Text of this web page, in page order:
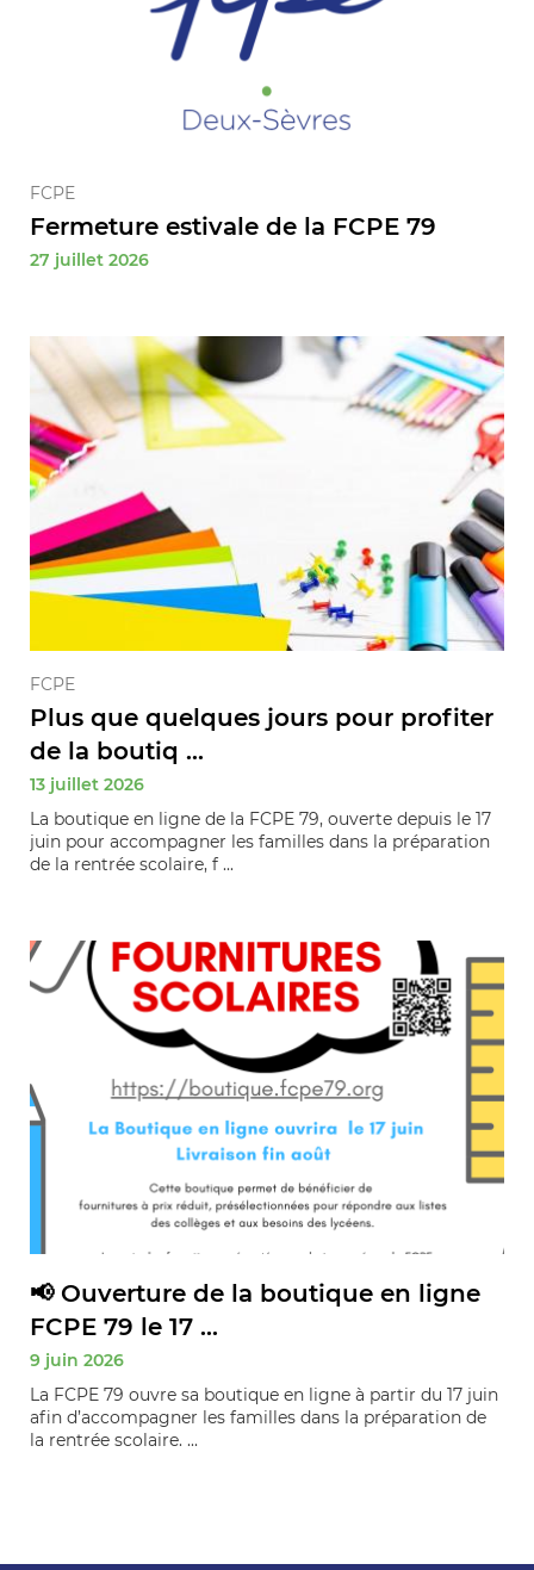
FCPE
Fermeture estivale de la FCPE 79
27 juillet 2026
FCPE
Plus que quelques jours pour profiter
de la boutiq ...
13 juillet 2026
La boutique en ligne de la FCPE 79, ouverte depuis le 17
juin pour accompagner les familles dans la préparation
de la rentrée scolaire, f ...
📢 Ouverture de la boutique en ligne
FCPE 79 le 17 ...
9 juin 2026
La FCPE 79 ouvre sa boutique en ligne à partir du 17 juin
afin d’accompagner les familles dans la préparation de
la rentrée scolaire. ...